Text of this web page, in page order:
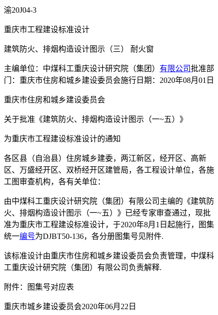
渝20J04-3
重庆市工程建设标准设计
建筑防火、排烟构造设计图示（三） 耐火窗
主编单位：中煤科工重庆设计研究院（集团） 有限公司批准部
门：重庆市住房和城乡建设委员会施行日期：2020年08月01日
重庆市住房和城乡建设委员会
关于批准《建筑防火、排烟构造设计图示（一~五）》
为重庆市工程建设标准设计的通知
各区县（自治县）住房城乡建委，两江新区，经开区、高新
区、万盛经开区、双桥经开区建管局，各工程设计单位，各施
工图审查机构，各有关单位：
由中煤科工重庆设计研究院（集团）有限公司主编的《建筑防
火、排烟构造设计图示（一~五）》已经专家审查通过，现批
准为重庆市工程建设标准设计，于2020年8月1日起施行，图集
统一编号为DJBT50-136，各分册图集号见附件.
该标准设计由重庆市住房和城乡建设委员会负责管理，中煤科
工重庆设计研究院（集团）有限公司负责解释.
附件：图集号对应表
重庆市城乡建设委员会2020年06月22日